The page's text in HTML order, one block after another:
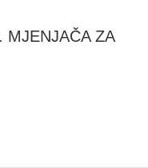
MJENJAČA ZA